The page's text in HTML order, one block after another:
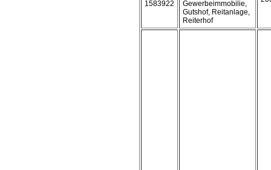
1583922
Gewerbeimmobilie,
Gutshof, Reitanlage,
Reiterhof